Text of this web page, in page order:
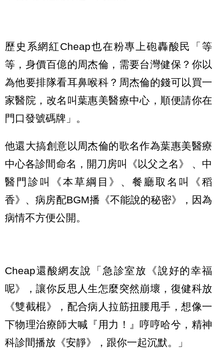
歷史系網紅Cheap也在粉專上砲轟酸民「等
等，身價百億的周杰倫，需要台灣健保？你以
為他要排隊看耳鼻喉科？周杰倫的錢可以買一
家醫院，改名叫葉惠美醫療中心，順便請你在
門口發號碼牌」。
他還大搞創意以周杰倫的歌名作為葉惠美醫療
中心各診間命名，開刀房叫《以父之名》 、中
醫門診叫《本草綱目》、餐廳取名叫《稻
香》、病房配BGM播《不能說的秘密》，因為
病情不方便公開。
Cheap還酸網友說「急診室放《說好的幸福
呢》，讓你反思人生怎麼突然崩壞，復健科放
《雙截棍》，配合病人拉筋扭腰甩手，想像一
下物理治療師大喊『用力！』哼哼哈兮，精神
科診間播放《安靜》，跟你一起沉默。」